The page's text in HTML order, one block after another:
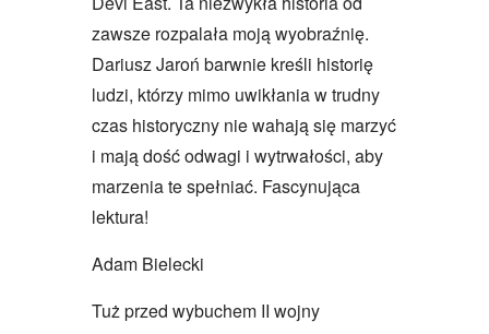
zawsze rozpalała moją wyobraźnię.
Dariusz Jaroń barwnie kreśli historię
ludzi, którzy mimo uwikłania w trudny
czas historyczny nie wahają się marzyć
i mają dość odwagi i wytrwałości, aby
marzenia te spełniać. Fascynująca
lektura!
Adam Bielecki
Tuż przed wybuchem II wojny